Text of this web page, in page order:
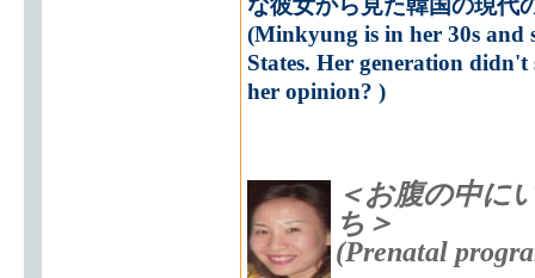
な彼女から見た韓国の現代
(Minkyung is in her 30s and
States. Her generation
her opinion? )
＜お腹の中に
ち＞
(Prenatal